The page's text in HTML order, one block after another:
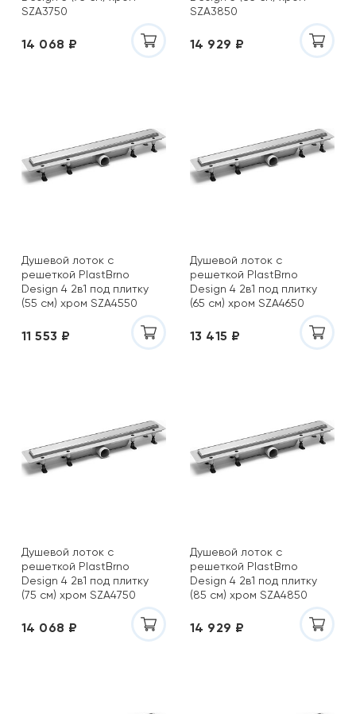
SZA3750
14 068 ₽
SZA3850
14 929 ₽
Душевой лоток с
решеткой PlastBrno
Design 4 2в1 под плитку
(55 см) хром SZA4550
11 553 ₽
Душевой лоток с
решеткой PlastBrno
Design 4 2в1 под плитку
(65 см) хром SZA4650
13 415 ₽
Душевой лоток с
решеткой PlastBrno
Design 4 2в1 под плитку
(75 см) хром SZA4750
14 068 ₽
Душевой лоток с
решеткой PlastBrno
Design 4 2в1 под плитку
(85 см) хром SZA4850
14 929 ₽